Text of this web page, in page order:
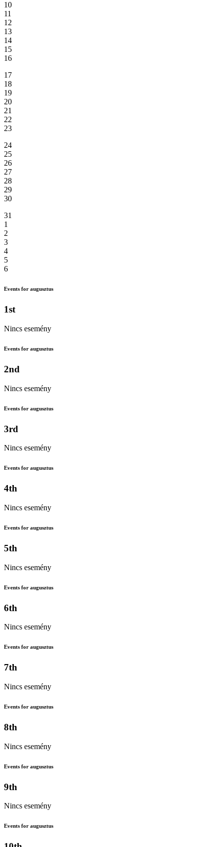
10
11
12
13
14
15
16
17
18
19
20
21
22
23
24
25
26
27
28
29
30
31
1
2
3
4
5
6
Events for augusztus
1st
Nincs esemény
Events for augusztus
2nd
Nincs esemény
Events for augusztus
3rd
Nincs esemény
Events for augusztus
4th
Nincs esemény
Events for augusztus
5th
Nincs esemény
Events for augusztus
6th
Nincs esemény
Events for augusztus
7th
Nincs esemény
Events for augusztus
8th
Nincs esemény
Events for augusztus
9th
Nincs esemény
Events for augusztus